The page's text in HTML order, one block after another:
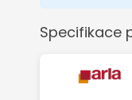
Specifikace